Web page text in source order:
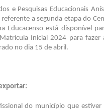
e Pesquisas Educacionais
a segunda etapa do
Educacenso está disponível
Inicial 2024 para
no dia 15 de abril.
do município que estiver